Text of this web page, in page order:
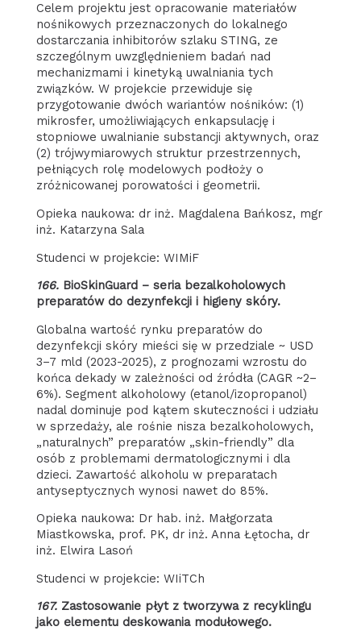
Celem projektu jest opracowanie materiałów
nośnikowych przeznaczonych do lokalnego
dostarczania inhibitorów szlaku STING, ze
szczególnym uwzględnieniem badań nad
mechanizmami i kinetyką uwalniania tych
związków. W projekcie przewiduje się
przygotowanie dwóch wariantów nośników: (1)
mikrosfer, umożliwiających enkapsulację i
stopniowe uwalnianie substancji aktywnych, oraz
(2) trójwymiarowych struktur przestrzennych,
pełniących rolę modelowych podłoży o
zróżnicowanej porowatości i geometrii.
Opieka naukowa: dr inż. Magdalena Bańkosz, mgr
inż. Katarzyna Sala
Studenci w projekcie: WIMiF
166. BioSkinGuard – seria bezalkoholowych
preparatów do dezynfekcji i higieny skóry.
Globalna wartość rynku preparatów do
dezynfekcji skóry mieści się w przedziale ~ USD
3–7 mld (2023-2025), z prognozami wzrostu do
końca dekady w zależności od źródła (CAGR ~2–
6%). Segment alkoholowy (etanol/izopropanol)
nadal dominuje pod kątem skuteczności i udziału
w sprzedaży, ale rośnie nisza bezalkoholowych,
„naturalnych” preparatów „skin-friendly” dla
osób z problemami dermatologicznymi i dla
dzieci. Zawartość alkoholu w preparatach
antyseptycznych wynosi nawet do 85%.
Opieka naukowa: Dr hab. inż. Małgorzata
Miastkowska, prof. PK, dr inż. Anna Łętocha, dr
inż. Elwira Lasoń
Studenci w projekcie: WIiTCh
167. Zastosowanie płyt z tworzywa z recyklingu
jako elementu deskowania modułowego.